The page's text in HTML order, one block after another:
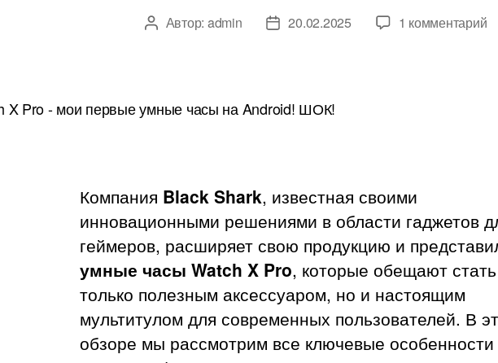
Автор
Автор: admin
Дата20.02.2025 1 комментарийк
Компания Black Shark, известная своими
инновационными решениями в области гаджетов
геймеров, расширяет свою продукцию и
умные часы Watch X Pro, которые обещают
только полезным аксессуаром, но и настоящим
мультитулом для современных пользователей. В
обзоре мы рассмотрим все ключевые особенности